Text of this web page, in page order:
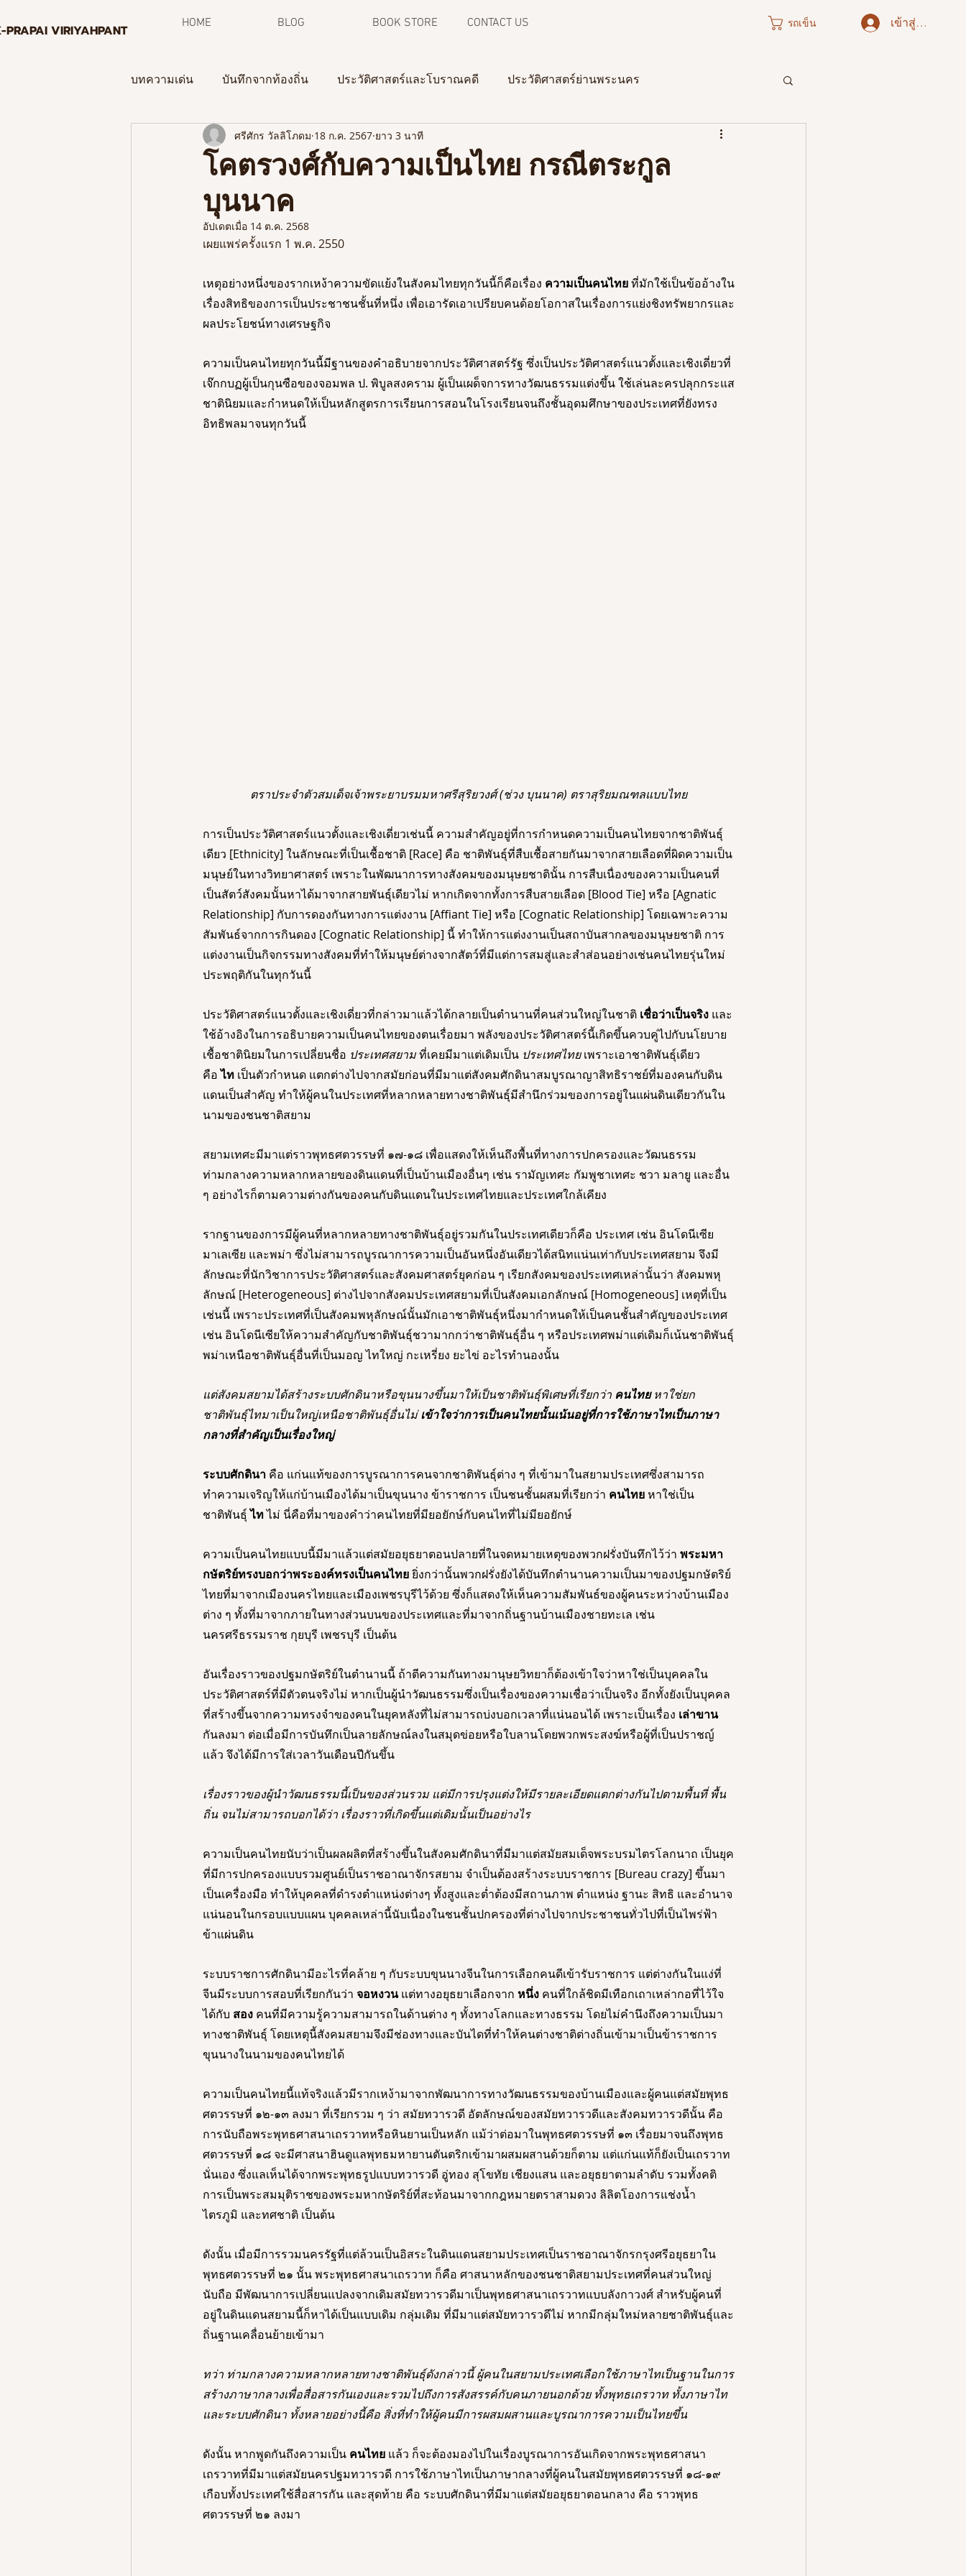
PRAPAI VIRIYAHPANT HOME BLOG BOOK STORE CONTACT US รถเข็น เข้าสู่ระบบ
บทความเด่น บันทึกจากท้องถิ่น ประวัติศาสตร์และโบราณคดี ประวัติศาสตร์ย่านพระนคร
กระบวนการพิพิธภัณฑ์ท้องถิ่น ความทรงจำจากภาพถ่าย
จดหมายข่าว
โคตรวงศ์กับความเป็นไทย กรณีตระกูล
บุนนาค
ศรีศักร วัลลิโภดม 18 ก.ค. 2567 ยาว 3 นาที
อัปเดตเมื่อ 14 ต.ค. 2568
เผยแพร่ครั้งแรก 1 พ.ค. 2550
เหตุอย่างหนึ่งของรากเหง้าความขัดแย้งในสังคมไทยทุกวันนี้ก็คือเรื่อง ความเป็นคนไทย ที่มักใช้เป็นข้ออ้างใน
เรื่องสิทธิของการเป็นประชาชนชั้นที่หนึ่ง เพื่อเอารัดเอาเปรียบคนด้อยโอกาสในเรื่องการแย่งชิงทรัพยากรและ
ผลประโยชน์ทางเศรษฐกิจ
ความเป็นคนไทยทุกวันนี้มีฐานของคำอธิบายจากประวัติศาสตร์รัฐ ซึ่งเป็นประวัติศาสตร์แนวตั้งและเชิงเดี่ยวที่
เจ๊กกบฏผู้เป็นกุนซือของจอมพล ป. พิบูลสงคราม ผู้เป็นเผด็จการทางวัฒนธรรมแต่งขึ้น ใช้เล่นละครปลุกกระแส
ชาตินิยมและกำหนดให้เป็นหลักสูตรการเรียนการสอนในโรงเรียนจนถึงชั้นอุดมศึกษาของประเทศที่ยังทรง
อิทธิพลมาจนทุกวันนี้
ตราประจำตัวสมเด็จเจ้าพระยาบรมมหาศรีสุริยวงศ์ (ช่วง บุนนาค) ตราสุริยมณฑลแบบไทย
การเป็นประวัติศาสตร์แนวตั้งและเชิงเดี่ยวเช่นนี้ ความสำคัญอยู่ที่การกำหนดความเป็นคนไทยจากชาติพันธุ์
เดียว [Ethnicity] ในลักษณะที่เป็นเชื้อชาติ [Race] คือ ชาติพันธุ์ที่สืบเชื้อสายกันมาจากสายเลือดที่ผิดความเป็น
มนุษย์ในทางวิทยาศาสตร์ เพราะในพัฒนาการทางสังคมของมนุษยชาตินั้น การสืบเนื่องของความเป็นคนที่
เป็นสัตว์สังคมนั้นหาได้มาจากสายพันธุ์เดียวไม่ หากเกิดจากทั้งการสืบสายเลือด [Blood Tie] หรือ [Agnatic
Relationship] กับการดองกันทางการแต่งงาน [Affiant Tie] หรือ [Cognatic Relationship] โดยเฉพาะความ
สัมพันธ์จากการกินดอง [Cognatic Relationship] นี้ ทำให้การแต่งงานเป็นสถาบันสากลของมนุษยชาติ การ
แต่งงานเป็นกิจกรรมทางสังคมที่ทำให้มนุษย์ต่างจากสัตว์ที่มีแต่การสมสู่และสำส่อนอย่างเช่นคนไทยรุ่นใหม่
ประพฤติกันในทุกวันนี้
ประวัติศาสตร์แนวตั้งและเชิงเดี่ยวที่กล่าวมาแล้วได้กลายเป็นตำนานที่คนส่วนใหญ่ในชาติ เชื่อว่าเป็นจริง และ
ใช้อ้างอิงในการอธิบายความเป็นคนไทยของตนเรื่อยมา พลังของประวัติศาสตร์นี้เกิดขึ้นควบคู่ไปกับนโยบาย
เชื้อชาตินิยมในการเปลี่ยนชื่อ ประเทศสยาม ที่เคยมีมาแต่เดิมเป็น ประเทศไทย เพราะเอาชาติพันธุ์เดียว
คือ ไท เป็นตัวกำหนด แตกต่างไปจากสมัยก่อนที่มีมาแต่สังคมศักดินาสมบูรณาญาสิทธิราชย์ที่มองคนกับดิน
แดนเป็นสำคัญ ทำให้ผู้คนในประเทศที่หลากหลายทางชาติพันธุ์มีสำนึกร่วมของการอยู่ในแผ่นดินเดียวกันใน
นามของชนชาติสยาม
สยามเทศะมีมาแต่ราวพุทธศตวรรษที่ ๑๗-๑๘ เพื่อแสดงให้เห็นถึงพื้นที่ทางการปกครองและวัฒนธรรม
ท่ามกลางความหลากหลายของดินแดนที่เป็นบ้านเมืองอื่นๆ เช่น รามัญเทศะ กัมพูชาเทศะ ชวา มลายู และอื่น
ๆ อย่างไรก็ตามความต่างกันของคนกับดินแดนในประเทศไทยและประเทศใกล้เคียง
รากฐานของการมีผู้คนที่หลากหลายทางชาติพันธุ์อยู่รวมกันในประเทศเดียวก็คือ ประเทศ เช่น อินโดนีเซีย
มาเลเซีย และพม่า ซึ่งไม่สามารถบูรณาการความเป็นอันหนึ่งอันเดียวได้สนิทแน่นเท่ากับประเทศสยาม จึงมี
ลักษณะที่นักวิชาการประวัติศาสตร์และสังคมศาสตร์ยุคก่อน ๆ เรียกสังคมของประเทศเหล่านั้นว่า สังคมพหุ
ลักษณ์ [Heterogeneous] ต่างไปจากสังคมประเทศสยามที่เป็นสังคมเอกลักษณ์ [Homogeneous] เหตุที่เป็น
เช่นนี้ เพราะประเทศที่เป็นสังคมพหุลักษณ์นั้นมักเอาชาติพันธุ์หนึ่งมากำหนดให้เป็นคนชั้นสำคัญของประเทศ
เช่น อินโดนีเซียให้ความสำคัญกับชาติพันธุ์ชวามากกว่าชาติพันธุ์อื่น ๆ หรือประเทศพม่าแต่เดิมก็เน้นชาติพันธุ์
พม่าเหนือชาติพันธุ์อื่นที่เป็นมอญ ไทใหญ่ กะเหรี่ยง ยะไข่ อะไรทำนองนั้น
แต่สังคมสยามได้สร้างระบบศักดินาหรือขุนนางขึ้นมาให้เป็นชาติพันธุ์พิเศษที่เรียกว่า คนไทย หาใช่ยก
ชาติพันธุ์ไทมาเป็นใหญ่เหนือชาติพันธุ์อื่นไม่ เข้าใจว่าการเป็นคนไทยนั้นเน้นอยู่ที่การใช้ภาษาไทเป็นภาษา
กลางที่สำคัญเป็นเรื่องใหญ่
ระบบศักดินา คือ แก่นแท้ของการบูรณาการคนจากชาติพันธุ์ต่าง ๆ ที่เข้ามาในสยามประเทศซึ่งสามารถ
ทำความเจริญให้แก่บ้านเมืองได้มาเป็นขุนนาง ข้าราชการ เป็นชนชั้นผสมที่เรียกว่า คนไทย หาใช่เป็น
ชาติพันธุ์ ไท ไม่ นี่คือที่มาของคำว่าคนไทยที่มียอยักษ์กับคนไทที่ไม่มียอยักษ์
ความเป็นคนไทยแบบนี้มีมาแล้วแต่สมัยอยุธยาตอนปลายที่ในจดหมายเหตุของพวกฝรั่งบันทึกไว้ว่า พระมหา
กษัตริย์ทรงบอกว่าพระองค์ทรงเป็นคนไทย ยิ่งกว่านั้นพวกฝรั่งยังได้บันทึกตำนานความเป็นมาของปฐมกษัตริย์
ไทยที่มาจากเมืองนครไทยและเมืองเพชรบุรีไว้ด้วย ซึ่งก็แสดงให้เห็นความสัมพันธ์ของผู้คนระหว่างบ้านเมือง
ต่าง ๆ ทั้งที่มาจากภายในทางส่วนบนของประเทศและที่มาจากถิ่นฐานบ้านเมืองชายทะเล เช่น
นครศรีธรรมราช กุยบุรี เพชรบุรี เป็นต้น
อันเรื่องราวของปฐมกษัตริย์ในตำนานนี้ ถ้าตีความกันทางมานุษยวิทยาก็ต้องเข้าใจว่าหาใช่เป็นบุคคลใน
ประวัติศาสตร์ที่มีตัวตนจริงไม่ หากเป็นผู้นำวัฒนธรรมซึ่งเป็นเรื่องของความเชื่อว่าเป็นจริง อีกทั้งยังเป็นบุคคล
ที่สร้างขึ้นจากความทรงจำของคนในยุคหลังที่ไม่สามารถบ่งบอกเวลาที่แน่นอนได้ เพราะเป็นเรื่อง เล่าขาน
กันลงมา ต่อเมื่อมีการบันทึกเป็นลายลักษณ์ลงในสมุดข่อยหรือใบลานโดยพวกพระสงฆ์หรือผู้ที่เป็นปราชญ์
แล้ว จึงได้มีการใส่เวลาวันเดือนปีกันขึ้น
เรื่องราวของผู้นำวัฒนธรรมนี้เป็นของส่วนรวม แต่มีการปรุงแต่งให้มีรายละเอียดแตกต่างกันไปตามพื้นที่ พื้น
ถิ่น จนไม่สามารถบอกได้ว่า เรื่องราวที่เกิดขึ้นแต่เดิมนั้นเป็นอย่างไร
ความเป็นคนไทยนับว่าเป็นผลผลิตที่สร้างขึ้นในสังคมศักดินาที่มีมาแต่สมัยสมเด็จพระบรมไตรโลกนาถ เป็นยุค
ที่มีการปกครองแบบรวมศูนย์เป็นราชอาณาจักรสยาม จำเป็นต้องสร้างระบบราชการ [Bureau crazy] ขึ้นมา
เป็นเครื่องมือ ทำให้บุคคลที่ดำรงตำแหน่งต่างๆ ทั้งสูงและต่ำต้องมีสถานภาพ ตำแหน่ง ฐานะ สิทธิ และอำนาจ
แน่นอนในกรอบแบบแผน บุคคลเหล่านี้นับเนื่องในชนชั้นปกครองที่ต่างไปจากประชาชนทั่วไปที่เป็นไพร่ฟ้า
ข้าแผ่นดิน
ระบบราชการศักดินามีอะไรที่คล้าย ๆ กับระบบขุนนางจีนในการเลือกคนดีเข้ารับราชการ แต่ต่างกันในแง่ที่
จีนมีระบบการสอบที่เรียกกันว่า จอหงวน แต่ทางอยุธยาเลือกจาก หนึ่ง คนที่ใกล้ชิดมีเทือกเถาเหล่ากอที่ไว้ใจ
ได้กับ สอง คนที่มีความรู้ความสามารถในด้านต่าง ๆ ทั้งทางโลกและทางธรรม โดยไม่คำนึงถึงความเป็นมา
ทางชาติพันธุ์ โดยเหตุนี้สังคมสยามจึงมีช่องทางและบันไดที่ทำให้คนต่างชาติต่างถิ่นเข้ามาเป็นข้าราชการ
ขุนนางในนามของคนไทยได้
ความเป็นคนไทยนี้แท้จริงแล้วมีรากเหง้ามาจากพัฒนาการทางวัฒนธรรมของบ้านเมืองและผู้คนแต่สมัยพุทธ
ศตวรรษที่ ๑๒-๑๓ ลงมา ที่เรียกรวม ๆ ว่า สมัยทวารวดี อัตลักษณ์ของสมัยทวารวดีและสังคมทวารวดีนั้น คือ
การนับถือพระพุทธศาสนาเถรวาทหรือหินยานเป็นหลัก แม้ว่าต่อมาในพุทธศตวรรษที่ ๑๓ เรื่อยมาจนถึงพุทธ
ศตวรรษที่ ๑๘ จะมีศาสนาฮินดูแลพุทธมหายานตันตริกเข้ามาผสมผสานด้วยก็ตาม แต่แก่นแท้ก็ยังเป็นเถรวาท
นั่นเอง ซึ่งแลเห็นได้จากพระพุทธรูปแบบทวารวดี อู่ทอง สุโขทัย เชียงแสน และอยุธยาตามลำดับ รวมทั้งคติ
การเป็นพระสมมุติราชของพระมหากษัตริย์ที่สะท้อนมาจากกฎหมายตราสามดวง ลิลิตโองการแช่งน้ำ
ไตรภูมิ และทศชาติ เป็นต้น
ดังนั้น เมื่อมีการรวมนครรัฐที่แต่ล้วนเป็นอิสระในดินแดนสยามประเทศเป็นราชอาณาจักรกรุงศรีอยุธยาใน
พุทธศตวรรษที่ ๒๑ นั้น พระพุทธศาสนาเถรวาท ก็คือ ศาสนาหลักของชนชาติสยามประเทศที่คนส่วนใหญ่
นับถือ มีพัฒนาการเปลี่ยนแปลงจากเดิมสมัยทวารวดีมาเป็นพุทธศาสนาเถรวาทแบบลังกาวงศ์ สำหรับผู้คนที่
อยู่ในดินแดนสยามนี้ก็หาได้เป็นแบบเดิม กลุ่มเดิม ที่มีมาแต่สมัยทวารวดีไม่ หากมีกลุ่มใหม่หลายชาติพันธุ์และ
ถิ่นฐานเคลื่อนย้ายเข้ามา
ทว่า ท่ามกลางความหลากหลายทางชาติพันธุ์ดังกล่าวนี้ ผู้คนในสยามประเทศเลือกใช้ภาษาไทเป็นฐานในการ
สร้างภาษากลางเพื่อสื่อสารกันเองและรวมไปถึงการสังสรรค์กับคนภายนอกด้วย ทั้งพุทธเถรวาท ทั้งภาษาไท
และระบบศักดินา ทั้งหลายอย่างนี้คือ สิ่งที่ทำให้ผู้คนมีการผสมผสานและบูรณาการความเป็นไทยขึ้น
ดังนั้น หากพูดกันถึงความเป็น คนไทย แล้ว ก็จะต้องมองไปในเรื่องบูรณาการอันเกิดจากพระพุทธศาสนา
เถรวาทที่มีมาแต่สมัยนครปฐมทวารวดี การใช้ภาษาไทเป็นภาษากลางที่ผู้คนในสมัยพุทธศตวรรษที่ ๑๘-๑๙
เกือบทั้งประเทศใช้สื่อสารกัน และสุดท้าย คือ ระบบศักดินาที่มีมาแต่สมัยอยุธยาตอนกลาง คือ ราวพุทธ
ศตวรรษที่ ๒๑ ลงมา